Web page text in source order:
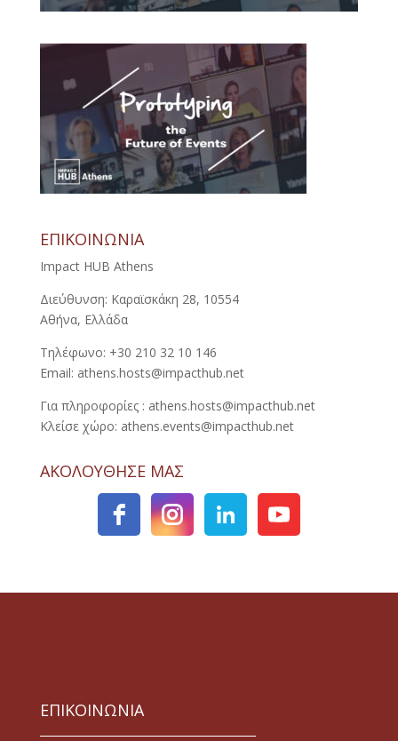
ΕΠΙΚΟΙΝΩΝΙΑ
Impact HUB Athens
Διεύθυνση: Καραϊσκάκη 28, 10554
Αθήνα, Ελλάδα
Τηλέφωνο: +30 210 32 10 146
Email: athens.hosts@impacthub.net
Για πληροφορίες : athens.hosts@impacthub.net
Κλείσε χώρο: athens.events@impacthub.net
ΑΚΟΛΟΥΘΗΣΕ ΜΑΣ
ΕΠΙΚΟΙΝΩΝΙΑ